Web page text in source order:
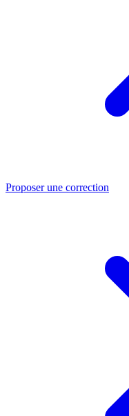
Proposer une correction